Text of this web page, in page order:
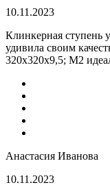
10.11.2023
Клинкерная ступень
удивила своим
320x320x9,5; M2
Анастасия Иванова
10.11.2023